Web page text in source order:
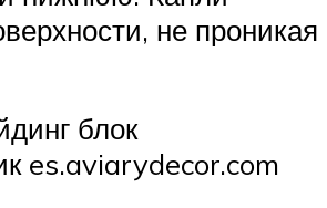
не проникая
блок
es.aviarydecor.com